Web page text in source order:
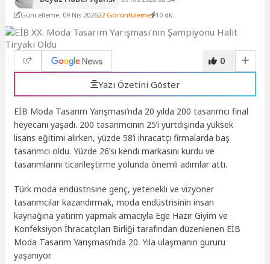
Güncelleme: 09 Nis 202622 Görüntüleme 10 dk.
0
Yazı Özetini Göster
EİB Moda Tasarım Yarışması’nda 20 yılda 200 tasarımcı final
heyecanı yaşadı. 200 tasarımcının 25’i yurtdışında yüksek
lisans eğitimi alırken, yüzde 58’i ihracatçı firmalarda baş
tasarımcı oldu. Yüzde 26’sı kendi markasını kurdu ve
tasarımlarını ticarileştirme yolunda önemli adımlar attı.
Türk moda endüstrisine genç, yetenekli ve vizyoner
tasarımcılar kazandırmak, moda endüstrisinin insan
kaynağına yatırım yapmak amacıyla Ege Hazır Giyim ve
Konfeksiyon İhracatçıları Birliği tarafından düzenlenen EİB
Moda Tasarım Yarışması’nda 20. Yıla ulaşmanın gururu
yaşanıyor.